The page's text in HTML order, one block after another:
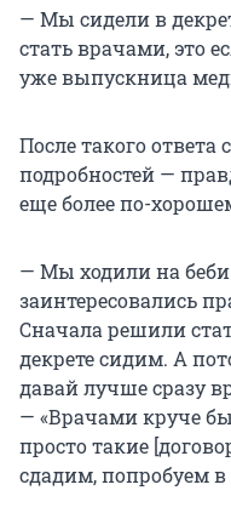
— Мы сидели в
стать врачами, это
уже выпускница
После такого ответа
подробностей —
еще более по-
— Мы ходили на
заинтересовались
Сначала решили
декрете сидим. А
давай лучше сразу
— «Врачами круче
просто такие
сдадим, попробуем в